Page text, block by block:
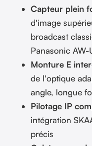
Capteur plein
d'image
broadcast
Panasonic AW-
Monture E
de l'optique
angle, longue
Pilotage IP
intégration
précis